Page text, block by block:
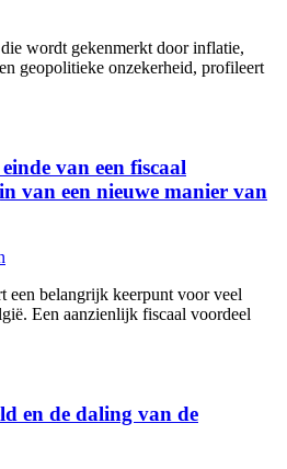
wordt gekenmerkt door inflatie,
geopolitieke onzekerheid, profileert
van een fiscaal
van een nieuwe manier van
een belangrijk keerpunt voor veel
Een aanzienlijk fiscaal voordeel
en de daling van de